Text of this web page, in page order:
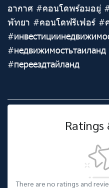
อากาศ #คอนโดพร้อมอยู่
พัทยา #คอนโดฟรีเฟอร์ #
#недвижимостьтаиланд
#переездтайланд
Ratings
There are no ratings and